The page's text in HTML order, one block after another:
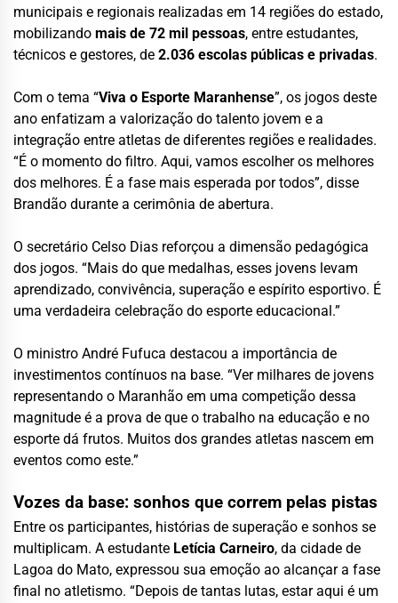
municipais e regionais realizadas em 14 regiões do estado,
mobilizando mais de 72 mil pessoas, entre estudantes,
técnicos e gestores, de 2.036 escolas públicas e privadas.
Com o tema “Viva o Esporte Maranhense”, os jogos deste
ano enfatizam a valorização do talento jovem e a
integração entre atletas de diferentes regiões e realidades.
“É o momento do filtro. Aqui, vamos escolher os melhores
dos melhores. É a fase mais esperada por todos”, disse
Brandão durante a cerimônia de abertura.
O secretário Celso Dias reforçou a dimensão pedagógica
dos jogos. “Mais do que medalhas, esses jovens levam
aprendizado, convivência, superação e espírito esportivo. É
uma verdadeira celebração do esporte educacional.”
O ministro André Fufuca destacou a importância de
investimentos contínuos na base. “Ver milhares de jovens
representando o Maranhão em uma competição dessa
magnitude é a prova de que o trabalho na educação e no
esporte dá frutos. Muitos dos grandes atletas nascem em
eventos como este.”
Vozes da base: sonhos que correm pelas pistas
Entre os participantes, histórias de superação e sonhos se
multiplicam. A estudante Letícia Carneiro, da cidade de
Lagoa do Mato, expressou sua emoção ao alcançar a fase
final no atletismo. “Depois de tantas lutas, estar aqui é um